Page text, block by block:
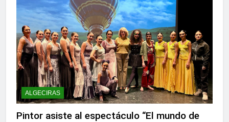
ALGECIRAS
Pintor asiste al espectáculo “El mundo de